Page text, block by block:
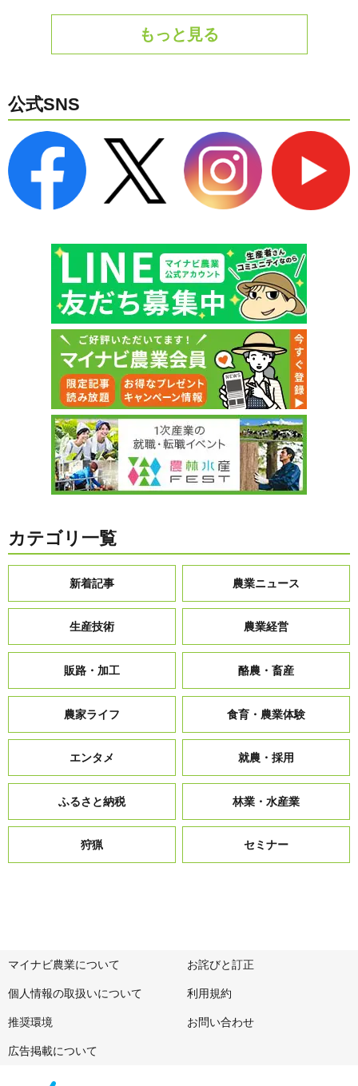
もっと見る
公式SNS
カテゴリ一覧
新着記事 農業ニュース
生産技術 農業経営
販路・加工 酪農・畜産
農家ライフ 食育・農業体験
エンタメ 就農・採用
ふるさと納税 林業・水産業
狩猟 セミナー
マイナビ農業について お詫びと訂正
個人情報の取扱いについて 利用規約
推奨環境 お問い合わせ
広告掲載について